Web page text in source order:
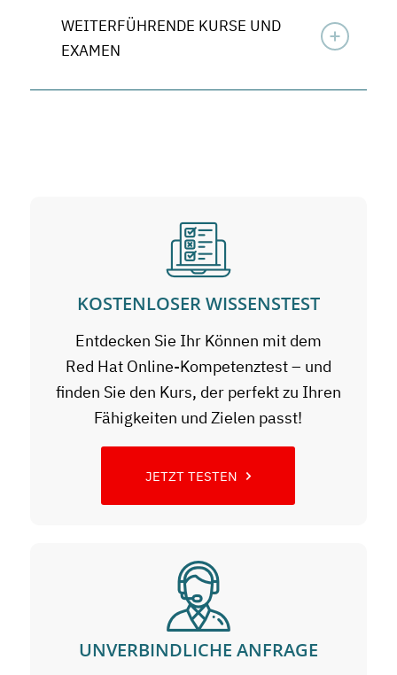
WEITERFÜHRENDE KURSE UND
EXAMEN
KOSTENLOSER WISSENSTEST
Entdecken Sie Ihr Können mit dem
Red Hat Online-Kompetenztest – und
finden Sie den Kurs, der perfekt zu Ihren
Fähigkeiten und Zielen passt!
JETZT TESTEN
UNVERBINDLICHE ANFRAGE